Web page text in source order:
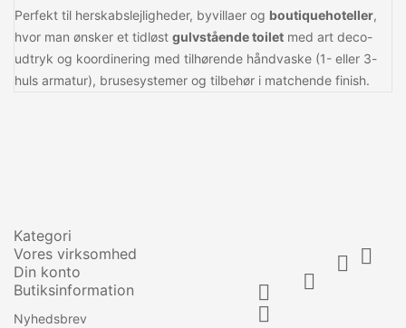
Perfekt til herskabslejligheder, byvillaer og boutiquehoteller,
hvor man ønsker et tidløst gulvstående toilet med art deco-
udtryk og koordinering med tilhørende håndvaske (1- eller 3-
huls armatur), brusesystemer og tilbehør i matchende finish.
Kategori

Vores virksomhed 
Din konto 
Butiksinformation


Nyhedsbrev